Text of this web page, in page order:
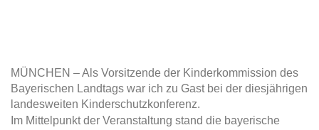
MÜNCHEN – Als Vorsitzende der Kinderkommission des
Bayerischen Landtags war ich zu Gast bei der diesjährigen
landesweiten Kinderschutzkonferenz.
Im Mittelpunkt der Veranstaltung stand die bayerische